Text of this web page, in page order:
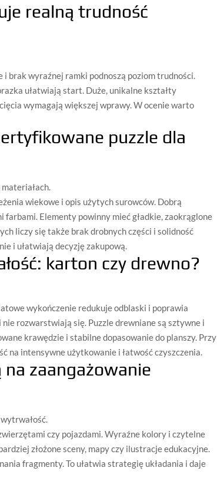
realną trudność
brak wyraźnej ramki podnoszą poziom trudności.
ułatwiają start. Duże, unikalne kształty
wymagają większej wprawy. W ocenie warto
puzzle dla
wiekowe i opis użytych surowców. Dobrą
Elementy powinny mieć gładkie, zaokrąglone
liczy się także brak drobnych części i solidność
i ułatwiają decyzję zakupową.
karton czy drewno?
wykończenie redukuje odblaski i poprawia
rozwarstwiają się. Puzzle drewniane są sztywne i
krawędzie i stabilne dopasowanie do planszy. Przy
na intensywne użytkowanie i łatwość czyszczenia.
zaangażowanie
czy pojazdami. Wyraźne kolory i czytelne
złożone sceny, mapy czy ilustracje edukacyjne.
fragmenty. To ułatwia strategię układania i daje